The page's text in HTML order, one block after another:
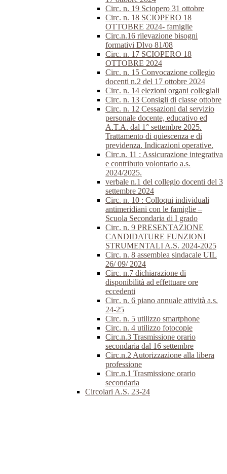
Circ. n. 19 Sciopero 31 ottobre
Circ. n. 18 SCIOPERO 18
OTTOBRE 2024- famiglie
Circ.n.16 rilevazione bisogni
formativi Dlvo 81/08
Circ. n. 17 SCIOPERO 18
OTTOBRE 2024
Circ. n. 15 Convocazione collegio
docenti n.2 del 17 ottobre 2024
Circ. n. 14 elezioni organi collegiali
Circ. n. 13 Consigli di classe ottobre
Circ. n. 12 Cessazioni dal servizio
personale docente, educativo ed
A.T.A. dal 1° settembre 2025.
Trattamento di quiescenza e di
previdenza. Indicazioni operative.
Circ.n. 11 : Assicurazione integrativa
e contributo volontario a.s.
2024/2025.
verbale n.1 del collegio docenti del 3
settembre 2024
Circ. n. 10 : Colloqui individuali
antimeridiani con le famiglie –
Scuola Secondaria di I grado
Circ. n. 9 PRESENTAZIONE
CANDIDATURE FUNZIONI
STRUMENTALI A.S. 2024-2025
Circ. n. 8 assemblea sindacale UIL
26/ 09/ 2024
Circ. n.7 dichiarazione di
disponibilità ad effettuare ore
eccedenti
Circ. n. 6 piano annuale attività a.s.
24-25
Circ. n. 5 utilizzo smartphone
Circ. n. 4 utilizzo fotocopie
Circ.n.3 Trasmissione orario
secondaria dal 16 settembre
Circ.n.2 Autorizzazione alla libera
professione
Circ.n.1 Trasmissione orario
secondaria
Circolari A.S. 23-24